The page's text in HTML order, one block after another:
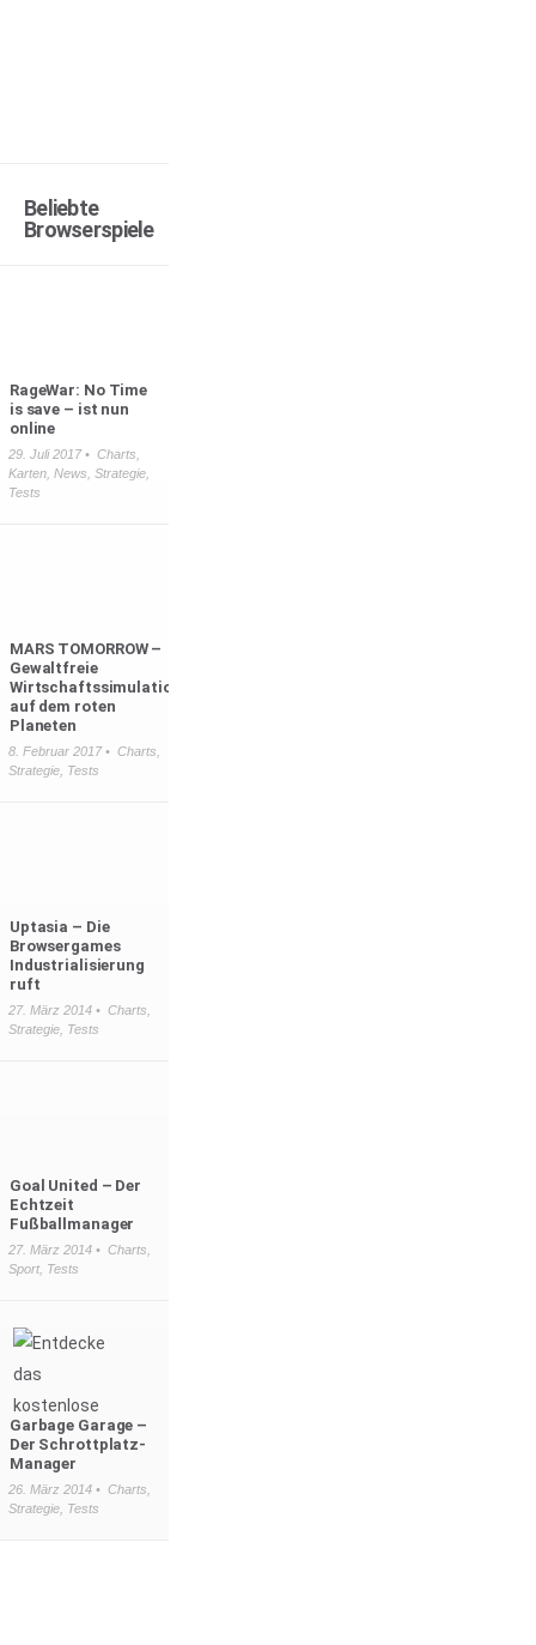
Beliebte
Browserspiele
RageWar: No Time
is save – ist nun
online
29. Juli 2017 • Charts
Karten, News Strategie,
Tests
MARS TOMORROW –
Gewaltfreie
Wirtschaftssimulation
auf dem roten
Planeten
8. Februar 2017 • Charts
Strategie, Tests
Uptasia – Die
Browsergames
Industrialisierung
ruft
27. März 2014 • Charts
Strategie, Tests
Goal United – Der
Echtzeit
Fußballmanager
27. März 2014 • Charts
Sport, Tests
Garbage Garage –
Der Schrottplatz-
Manager
26. März 2014 • Charts
Strategie, Tests